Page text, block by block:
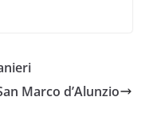
Marco d’Alunzio